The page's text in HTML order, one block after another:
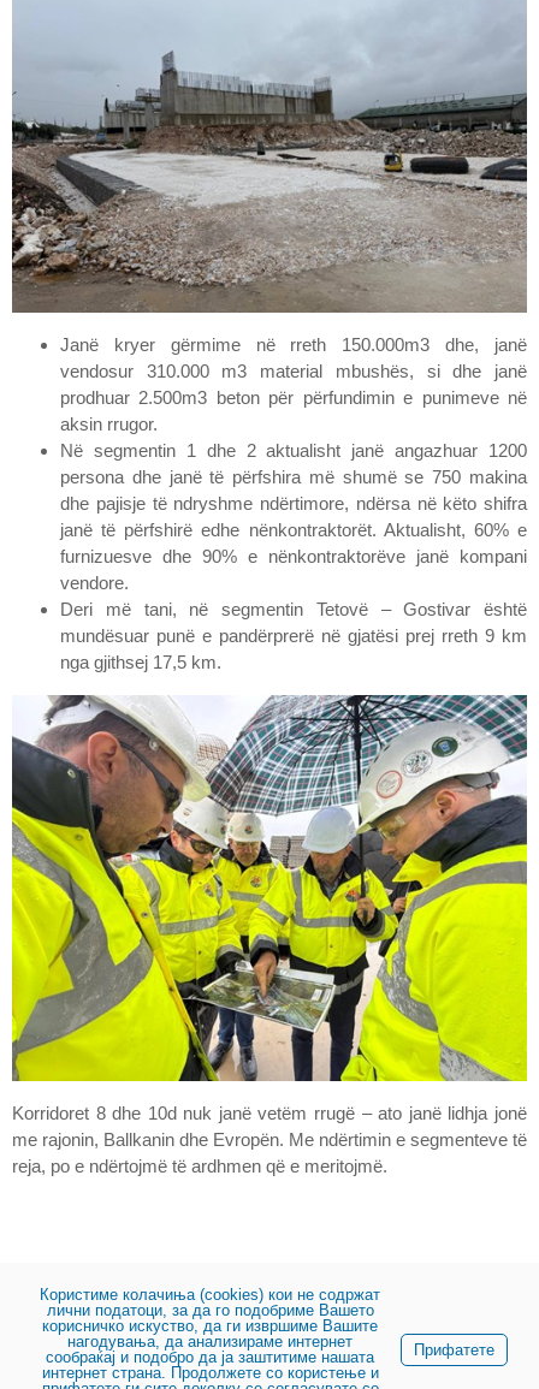
Janë kryer gërmime në rreth 150.000m3 dhe, janë
vendosur 310.000 m3 material mbushës, si dhe janë
prodhuar 2.500m3 beton për përfundimin e punimeve në
aksin rrugor.
Në segmentin 1 dhe 2 aktualisht janë angazhuar 1200
persona dhe janë të përfshira më shumë se 750 makina
dhe pajisje të ndryshme ndërtimore, ndërsa në këto shifra
janë të përfshirë edhe nënkontraktorët. Aktualisht, 60% e
furnizuesve dhe 90% e nënkontraktorëve janë kompani
vendore.
Deri më tani, në segmentin Tetovë – Gostivar është
mundësuar punë e pandërprerë në gjatësi prej rreth 9 km
nga gjithsej 17,5 km.
Korridoret 8 dhe 10d nuk janë vetëm rrugë – ato janë lidhja jonë
me rajonin, Ballkanin dhe Evropën. Me ndërtimin e segmenteve të
reja, po e ndërtojmë të ardhmen që e meritojmë.
Користиме колачиња (cookies) кои не содржат
лични податоци, за да го подобриме Вашето
корисничко искуство, да ги извршиме Вашите
нагодувања, да анализираме интернет
сообраќај и подобро да ја заштитиме нашата
интернет страна. Продолжете со користење и
Прифатете